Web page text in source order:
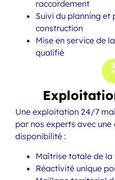
raccordement
Suivi du planning et
construction
Mise en service de
qualifié
Une exploitation 24/7
par nos experts avec
disponibilité :
Maîtrise totale de la
Réactivité unique